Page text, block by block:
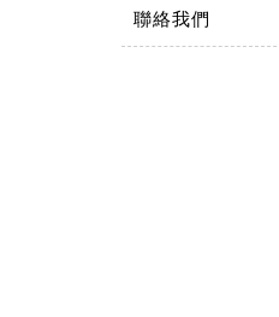
聯絡我們